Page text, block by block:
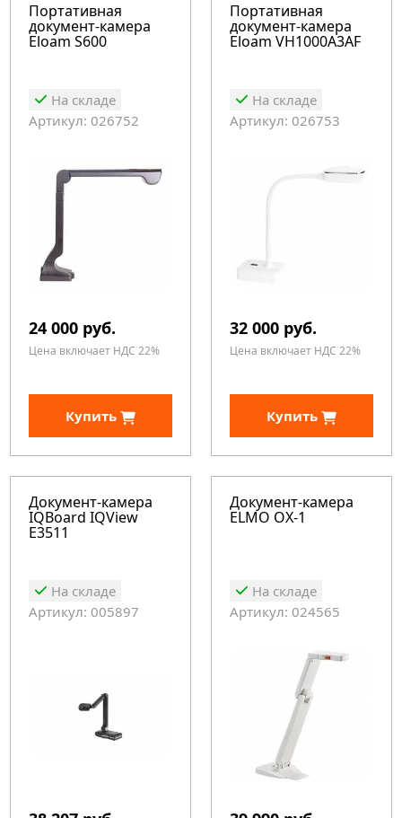
Портативная
документ-камера
Eloam S600
На складе
Артикул: 026752
24 000 руб.
Цена включает НДС 22%
Купить
Портативная
документ-камера
Eloam VH1000A3AF
На складе
Артикул: 026753
32 000 руб.
Цена включает НДС 22%
Купить
Документ-камера
IQBoard IQView
E3511
На складе
Артикул: 005897
Документ-камера
ELMO OX-1
На складе
Артикул: 024565